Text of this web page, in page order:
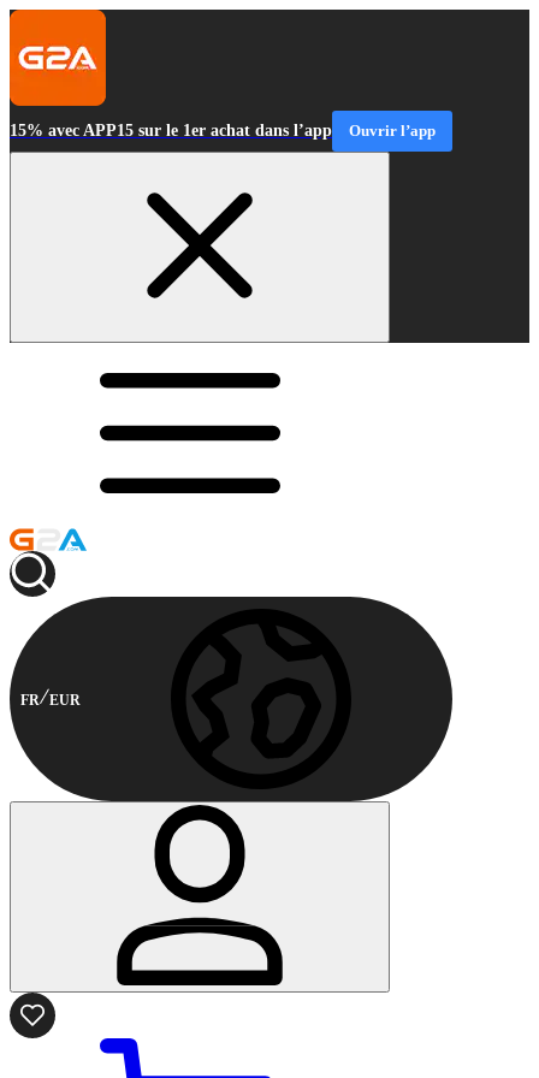
15% avec APP15 sur le 1er achat dans l’app Ouvrir l’app
FR EUR